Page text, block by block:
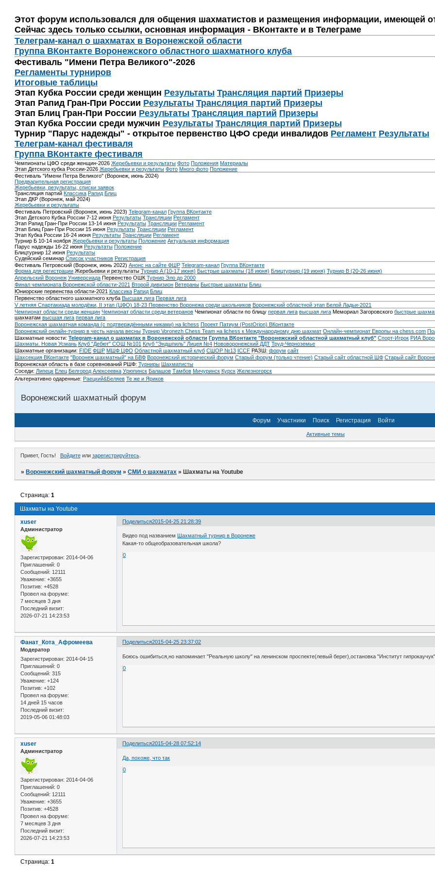
Этот форум использовался для общения шахматистов и размещения информации, имеющей
Сейчас здесь только ссылки, основная информация - ВКонтакте и в Телеграме
Телеграм-канал о шахматах в Воронежской области
Группа ВКонтакте Воронежского областного шахматного клуба
Фестиваль "Имени Петра Великого"-2026
Регламенты турниров
Итоговые таблицы
Этап Кубка России среди женщин Результаты Трансляция партий Призеры
Этап Рапид Гран-При России Результаты Трансляция партий Призеры
Этап Блиц Гран-При России Результаты Трансляция партий Призеры
Этап Кубка России среди мужчин Результаты Трансляция партий Призеры
Турнир "Парус надежды" - открытое первенство ЦФО среди инвалидов Регламент Результаты
Телеграм-канал фестиваля
Группа ВКонтакте фестиваля
Чемпионаты ЦФО среди женщин-2026 Жеребьевки и результаты Фото Положения Материалы
Этап Детского кубка России-2026 Жеребьевки и результаты Фото Много фото Положение
Фестиваль "Имени Петра Великого" (Воронеж, июнь 2024)
Предварительная регистрация
Жеребьевки, результаты, списки заявок
Трансляция партий Классика Рапид Блиц
Этап ДКР (Воронеж, май 2024)
Жеребьевки и результаты
Фестиваль Петровский (Воронеж, июнь 2023) Telegram-канал Группа ВКонтакте
Этап Детского Кубка России 7-12 июня Результаты Трансляции Регламент
Этап Рапид Гран-При России 13-14 июня Результаты Трансляции Регламент
Этап Блиц Гран-При России 15 июня Результаты Трансляции Регламент
Этап Кубка России 16-24 июня Результаты Трансляции Регламент
Турнир Б 10-14 ноября Жеребьевки и результаты Положение Актуальная информация
Парус надежды 16-22 июня Результаты Положение
Блицтурнир 12 июня Результаты
Судейский семинар Список участников Регистрация
Фестиваль Петровский (Воронеж, июнь 2022) Анонс на сайте ФШР Telegram-канал Группа ВКонтакте
Форма для регистрации Жеребьевки и результаты Турнир A (10-17 июня) Быстрые шахматы (18 июня) Блицтурнир (19 июня) Турнир B (20-26 июня)
Апрельский Воронеж Универсиада Первенство ОШК Турнир Эло до 2000
Финал чемпионата Воронежской области-2021 Второй дивизион Ветераны Быстрые шахматы Блиц
Юниорские первенства области-2021 Классика Рапид Блиц
Первенство областного шахматного клуба Высшая лига Первая лига
V летняя Спартакиада молодёжи, II этап (ЦФО) 18-23 Первенство Воронежа среди школьников Воронежский областной этап Белой Ладьи-2021
Чемпионат области среди женщин Чемпионат области среди ветеранов Чемпионат области по блицу первая лига высшая лига Мемориал Загоровского быстрые
шахматам высшая лига первая лига
Воронежская шахматная команда (с подтверждёнными никами) на lichess Проект Патиум (PostOrion) ВКонтакте
Воронежский онлайн-турнир в честь начала весны Турнир Voronezh Chess Team на lichess к Международному дню шахмат Онлайн-чемпионат Европы на chess.com
Шахматные новости: Telegram-канал о шахматах в Воронежской области Группа ВКонтакте "Воронежский областной шахматный клуб" Спорт-Игрок РИА
Шахматы. Новая Усмань Клуб "Дебют" СОШ №101 Клуб "Эндшпиль" Лицея №4 Нововоронежский ДДТ Труд-Черноземье
Шахматные организации: FIDE ФШР МШФ ЦФО Областной шахматный клуб СШОР №13 ICCF РАЗШ: форум сайт
Шахсекция ВКонтакте "Воронеж шахматный" на БВФ Воронежский исторический форум Cтарый форум (только чтение) Старый сайт областной ШФ Старый сайт
Воронежская область в базе соревнований РШФ: Турниры Шахматисты
Соседи: Липецк Елец Белгород Алексеевка Урюпинск Балашов Тамбов Мичуринск Курск Железногорск
Альтернативно одаренные: Раецкий&Беляев Те же и Яриков
Воронежский шахматный форум
Форум Участники Поиск Регистрация Войти
Активные темы
Привет, Гость! Войдитеили зарегистрируйтесь.
»Воронежский шахматный форум »СМИ о шахматах »Шахматы на Youtube
Шахматы на Youtube
Страница:1
Поделиться2015-04-25 21:28:39
xuser
Администратор
Зарегистрирован: 2014-04-06
Приглашений: 0
Сообщений: 12111
Уважение: +3655
Позитив: +4528
Провел на форуме:
7 месяцев 3 дня
Последний визит:
2026-07-21 14:23:53
Видео под названием
Шахматный турнир в Воронеже
Какая-то общеобразовательная школа?
0
Поделиться2015-04-25 23:37:02
Фанат_Кота_Афромеева
Модератор
Зарегистрирован: 2014-04-15
Приглашений: 0
Сообщений: 315
Уважение: +124
Позитив: +102
Провел на форуме:
14 дней 15 часов
Последний визит:
2019-05-06 01:48:03
Боюсь ошибиться,но напоминает "Реальную школу" на ленинском проспекте(левый берег),остановка "Институт
0
Поделиться2015-04-28 07:52:14
xuser
Администратор
Зарегистрирован: 2014-04-06
Приглашений: 0
Сообщений: 12111
Уважение: +3655
Позитив: +4528
Провел на форуме:
7 месяцев 3 дня
Последний визит:
2026-07-21 14:23:53
Да, похоже, что так
0
Страница:1